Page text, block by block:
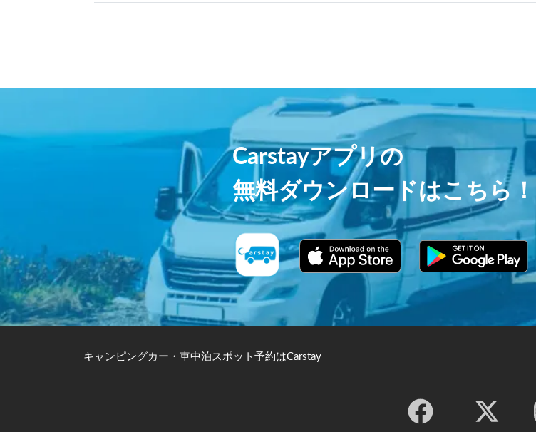
Carstayアプリの
無料ダウンロードはこちら！
キャンピングカー・車中泊スポット予約はCarstay